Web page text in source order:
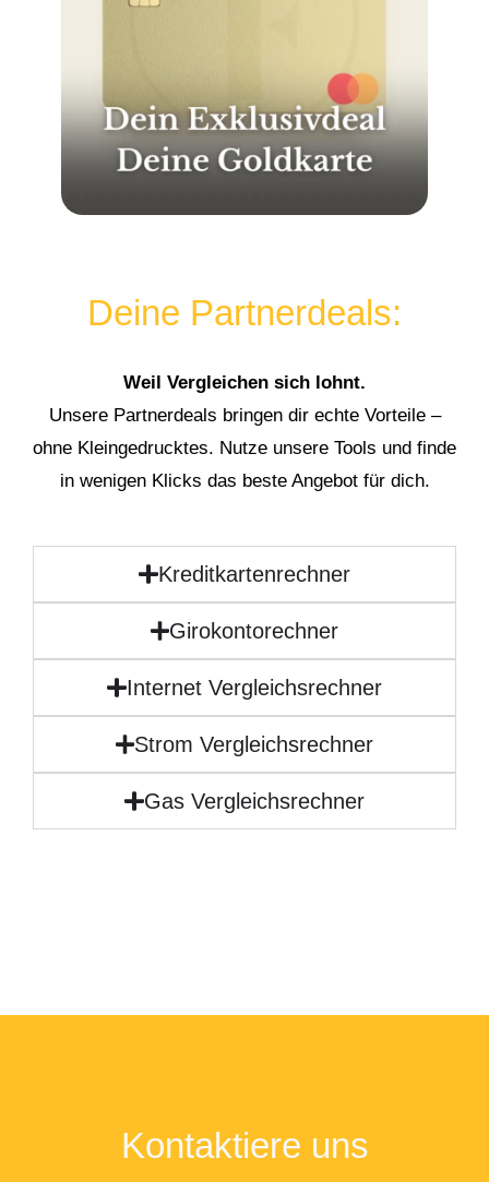
Deine Partnerdeals:
Weil Vergleichen sich lohnt.
Unsere Partnerdeals bringen dir echte Vorteile –
ohne Kleingedrucktes. Nutze unsere Tools und finde
in wenigen Klicks das beste Angebot für dich.
Kreditkartenrechner
Girokontorechner
Internet Vergleichsrechner
Strom Vergleichsrechner
Gas Vergleichsrechner
Kontaktiere uns